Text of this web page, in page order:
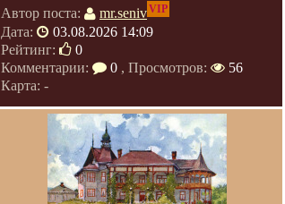
Автор поста:
mr.senivVIP
Дата:
03.08.2026 14:09
Рейтинг:
0
Комментарии:
0 , Просмотров:
56
Карта: -